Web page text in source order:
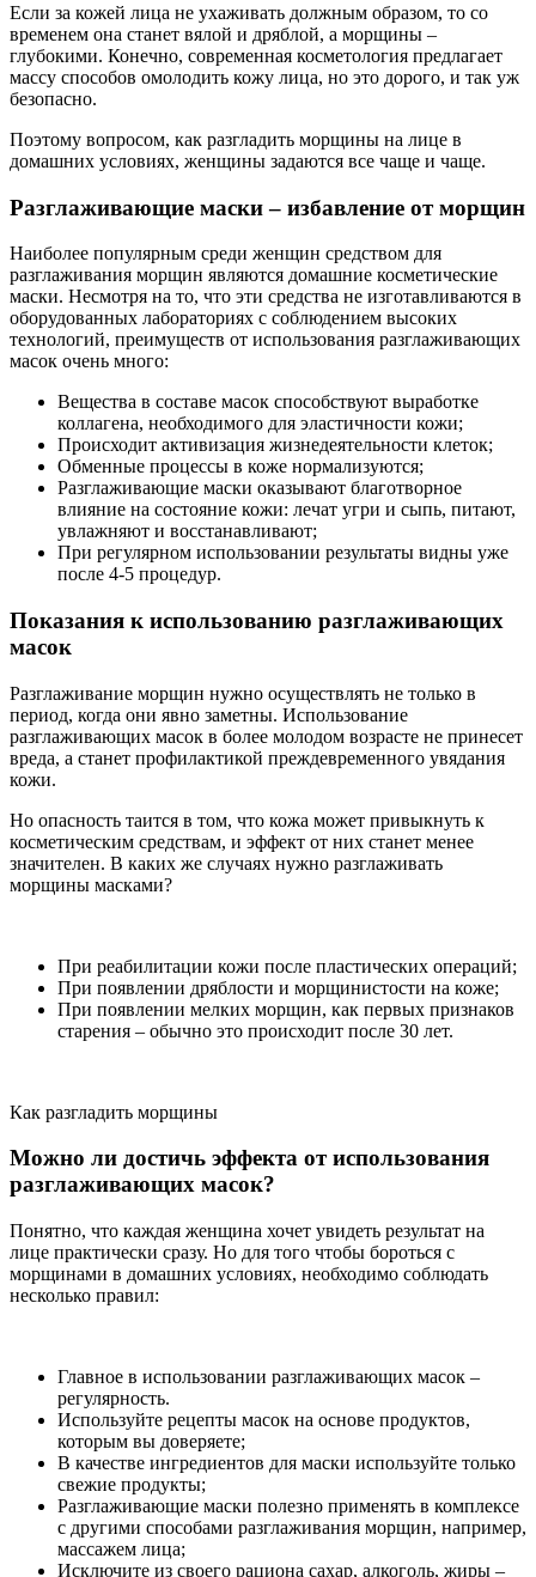
Если за кожей лица не ухаживать должным образом, то со
временем она станет вялой и дряблой, а морщины –
глубокими. Конечно, современная косметология предлагает
массу способов омолодить кожу лица, но это дорого, и так уж
безопасно.
Поэтому вопросом, как разгладить морщины на лице в
домашних условиях, женщины задаются все чаще и чаще.
Разглаживающие маски – избавление от морщин
Наиболее популярным среди женщин средством для
разглаживания морщин являются домашние косметические
маски. Несмотря на то, что эти средства не изготавливаются в
оборудованных лабораториях с соблюдением высоких
технологий, преимуществ от использования разглаживающих
масок очень много:
Вещества в составе масок способствуют выработке
коллагена, необходимого для эластичности кожи;
Происходит активизация жизнедеятельности клеток;
Обменные процессы в коже нормализуются;
Разглаживающие маски оказывают благотворное
влияние на состояние кожи: лечат угри и сыпь, питают,
увлажняют и восстанавливают;
При регулярном использовании результаты видны уже
после 4-5 процедур.
Показания к использованию разглаживающих
масок
Разглаживание морщин нужно осуществлять не только в
период, когда они явно заметны. Использование
разглаживающих масок в более молодом возрасте не принесет
вреда, а станет профилактикой преждевременного увядания
кожи.
Но опасность таится в том, что кожа может привыкнуть к
косметическим средствам, и эффект от них станет менее
значителен. В каких же случаях нужно разглаживать
морщины масками?
При реабилитации кожи после пластических операций;
При появлении дряблости и морщинистости на коже;
При появлении мелких морщин, как первых признаков
старения – обычно это происходит после 30 лет.
Как разгладить морщины
Можно ли достичь эффекта от использования
разглаживающих масок?
Понятно, что каждая женщина хочет увидеть результат на
лице практически сразу. Но для того чтобы бороться с
морщинами в домашних условиях, необходимо соблюдать
несколько правил:
Главное в использовании разглаживающих масок –
регулярность.
Используйте рецепты масок на основе продуктов,
которым вы доверяете;
В качестве ингредиентов для маски используйте только
свежие продукты;
Разглаживающие маски полезно применять в комплексе
с другими способами разглаживания морщин, например,
массажем лица;
Исключите из своего рациона сахар, алкоголь, жиры –